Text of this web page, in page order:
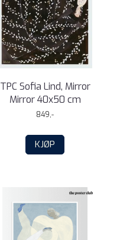
TPC Sofia Lind, Mirror
Mirror 40x50 cm
849,-
KJØP